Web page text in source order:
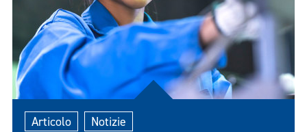
Articolo Notizie